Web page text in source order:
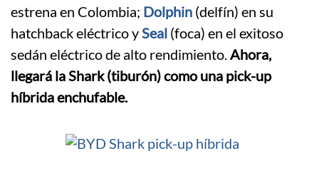
estrena en Colombia; Dolphin (delfín) en su
hatchback eléctrico ySeal (foca) en el exitoso
sedán eléctrico de alto rendimiento.Ahora,
llegará la Shark (tiburón) como una pick-up
híbrida enchufable.